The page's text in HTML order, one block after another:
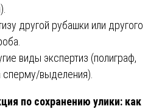
другой рубашки или другого
виды экспертиз (полиграф,
сперму/выделения).
по сохранению улики: как